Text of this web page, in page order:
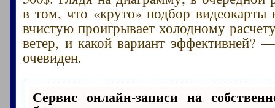
в том, что «круто» подбор видеокарты
вчистую проигрывает холодному
ветер, и какой вариант эффективней?
очевиден.
Сервис онлайн-записи на